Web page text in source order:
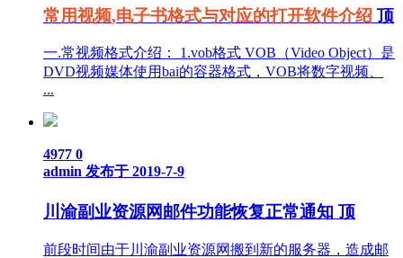
常用视频,电子书格式与对应的打开软件介绍 顶
一.常视频格式介绍： 1.vob格式 VOB（Video Object）是
DVD视频媒体使用bai的容器格式，VOB将数字视频、
...
4977 0
admin 发布于 2019-7-9
川渝副业资源网邮件功能恢复正常通知 顶
前段时间由于川渝副业资源网搬到新的服务器，造成邮